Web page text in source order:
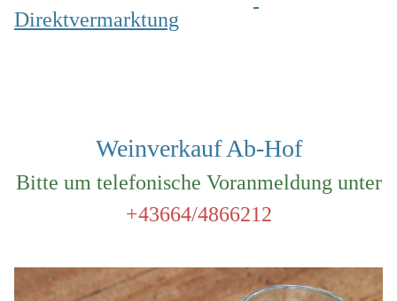
Direktvermarktung
Weinverkauf Ab-Hof
Bitte um telefonische Voranmeldung unter
+43664/4866212